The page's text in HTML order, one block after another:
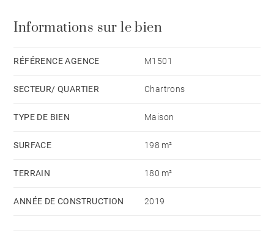
complète ce bien.
Informations sur le bien
RÉFÉRENCE AGENCE M1501
SECTEUR/ QUARTIER Chartrons
TYPE DE BIEN Maison
SURFACE 198 m²
TERRAIN 180 m²
ANNÉE DE CONSTRUCTION 2019